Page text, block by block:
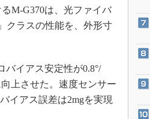
M-G370は、光ファイバ
クラスの性能を、外形寸
イアス安定性が0.8°/
上させた。速度センサー
イアス誤差は2mgを実現